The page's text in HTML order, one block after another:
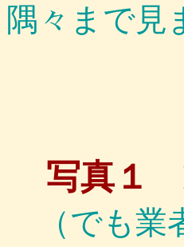
隅々まで見
写真１
（でも業